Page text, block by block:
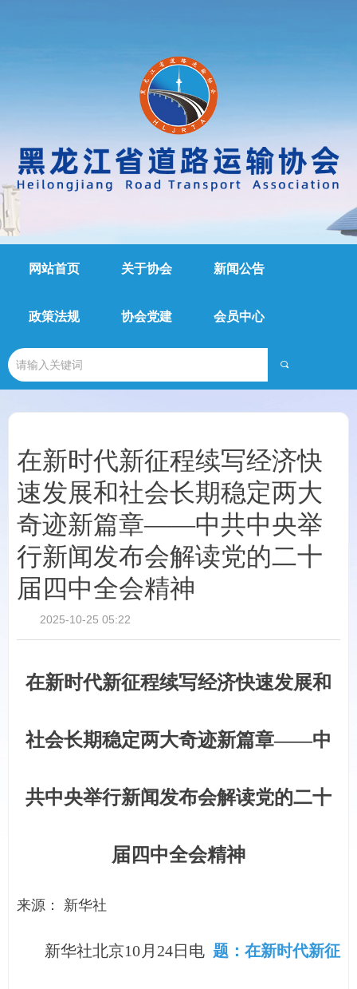
끠
网站首页 关于协会 新闻公告
政策法规 协会党建 会员中心
在新时代新征程续写经济快
速发展和社会长期稳定两大
奇迹新篇章——中共中央举
行新闻发布会解读党的二十
届四中全会精神
在新时代新征程续写经济快速发展和
社会长期稳定两大奇迹新篇章——中
共中央举行新闻发布会解读党的二十
届四中全会精神
来源： 新华社
新华社北京10月24日电 题：在新时代新征
2025-10-25 05:22